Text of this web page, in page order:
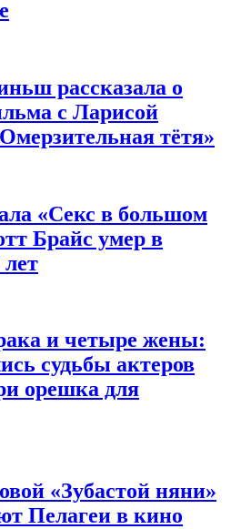
рассказала о
с Ларисой
тётя»
«Секс в большом
Брайс умер в
лет
и четыре жены:
судьбы актеров
орешка для
«Зубастой няни»
Пелагеи в кино